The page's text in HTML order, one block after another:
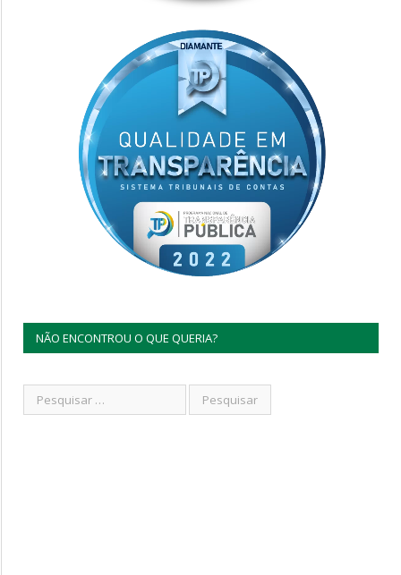
NÃO ENCONTROU O QUE QUERIA?